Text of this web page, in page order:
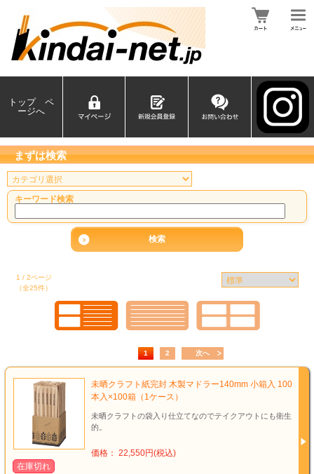
トップ ペ
ージへ
まずは検索
キーワード検索
1 / 2ページ
（全25件）
1 2 次へ
未晒クラフト紙完封 木製マドラー140mm 小箱入 100
本入×100箱（1ケース）
未晒クラフトの袋入り仕立てなのでテイクアウトにも衛生
的。
価格： 22,550円(税込)
在庫切れ